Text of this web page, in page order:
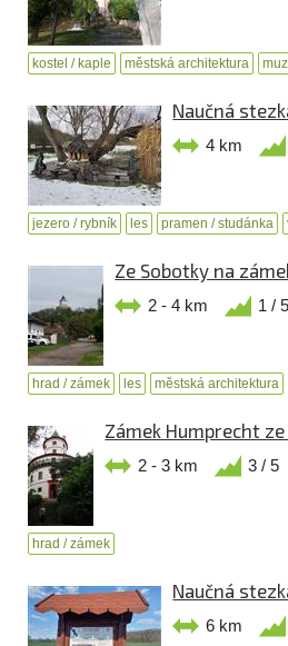
kostel / kaple městská architektura
Naučná
4 km
jezero / rybník les pramen / studánka
Ze Sobotky na
2 - 4 km 1 / 5
hrad / zámek les městská architektura
Zámek Humprecht
2 - 3 km 3 / 5
hrad / zámek
Naučná
6 km